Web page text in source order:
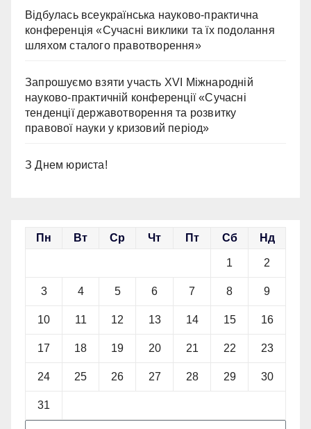
Відбулась всеукраїнська науково-практична
конференція «Сучасні виклики та їх подолання
шляхом сталого правотворення»
Запрошуємо взяти участь ХVІ Міжнародній
науково-практичній конференції «Сучасні
тенденції державотворення та розвитку
правової науки у кризовий період»
З Днем юриста!
Пн Вт Ср Чт Пт Сб Нд
1 2
3 4 5 6 7 8 9
10 11 12 13 14 15 16
17 18 19 20 21 22 23
24 25 26 27 28 29 30
31